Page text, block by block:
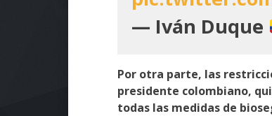
— Iván Duque
Por otra parte, las
presidente colombiano,
todas las medidas de